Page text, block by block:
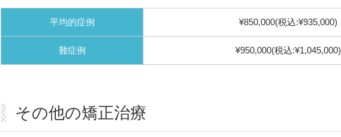
平均的症例 ¥850,000(税込:¥935,000)
難症例 ¥950,000(税込:¥1,045,000)
その他の矯正治療